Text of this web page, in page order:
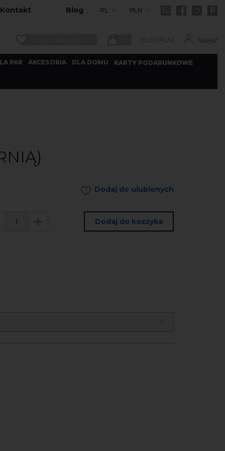
Kontakt Blog PL PLN
(0.00 PLN) Wejść
PAR AKCESORIA DLA DOMU KARTY PODARUNKOWE
Dodaj do ulubionych
Dodaj do koszyka